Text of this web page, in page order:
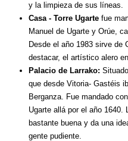
y la limpieza de sus líneas.
Casa - Torre Ugartefue
Manuel de Ugarte y Orúe,
Desde el año 1983 sirve de
destacar, el artístico alero
Palacio de Larrako:
que desde Vitoria- Gastéis
Berganza. Fue mandado
Ugarte allá por el año 1640.
bastante buena y da una
gente pudiente.